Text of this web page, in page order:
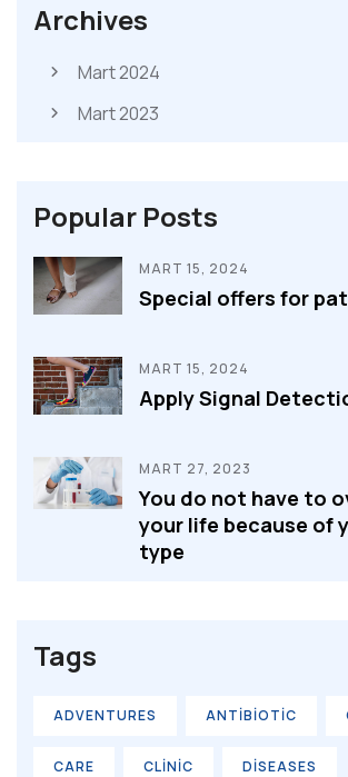
Archives
Mart 2024
Mart 2023
Popular Posts
MART 15, 2024
Special offers for
MART 15, 2024
Apply Signal
MART 27, 2023
You do not have to
your life because of
type
Tags
ADVENTURES ANTIBIOTIC
CARE CLINIC DISEASES